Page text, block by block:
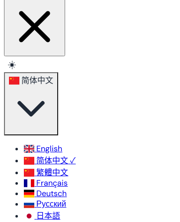
☀️
简体中文
English
简体中文 ✓
繁體中文
Français
Deutsch
Русский
日本語